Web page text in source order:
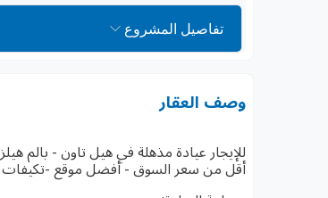
تفاصيل المشروع
وصف العقار
للإيجار عيادة مذهلة في هيل تاون - بالم هيلز
أقل من سعر السوق - أفضل موقع -تكيفات